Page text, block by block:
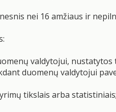
nei 16 amžiaus ir
valdytojui,
duomenų valdytojui
tikslais arba statistiniais;